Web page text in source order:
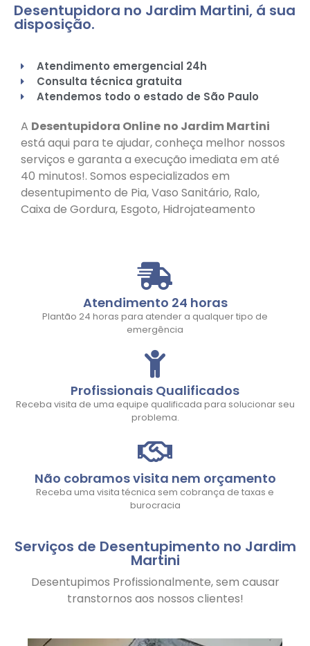
Desentupidora no Jardim Martini, á sua
disposição.
Atendimento emergencial 24h
Consulta técnica gratuita
Atendemos todo o estado de São Paulo
A Desentupidora Online no Jardim Martini
está aqui para te ajudar, conheça melhor nossos
serviços e garanta a execução imediata em até
40 minutos!. Somos especializados em
desentupimento de Pia, Vaso Sanitário, Ralo,
Caixa de Gordura, Esgoto, Hidrojateamento
Atendimento 24 horas
Plantão 24 horas para atender a qualquer tipo de
emergência
Profissionais Qualificados
Receba visita de uma equipe qualificada para solucionar seu
problema.
Não cobramos visita nem orçamento
Receba uma visita técnica sem cobrança de taxas e
burocracia
Serviços de Desentupimento no Jardim
Martini
Desentupimos Profissionalmente, sem causar
transtornos aos nossos clientes!